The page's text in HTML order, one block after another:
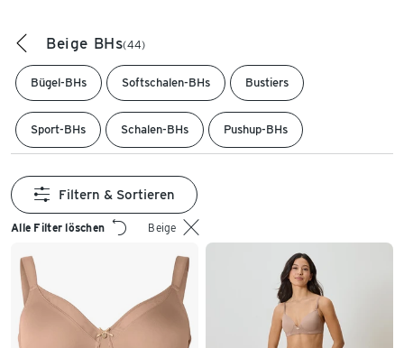
Beige BHs(44)
Bügel-BHs Softschalen-BHs Bustiers
Sport-BHs Schalen-BHs Pushup-BHs
Alle Filter löschen Beige
Filtern & Sortieren